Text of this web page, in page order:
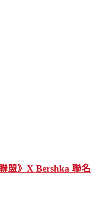
盟》X Bershka 聯名